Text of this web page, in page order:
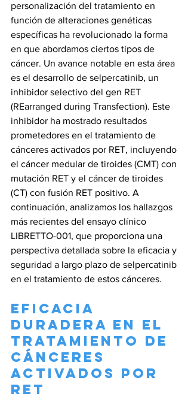
personalización del tratamiento en
función de alteraciones genéticas
específicas ha revolucionado la forma
en que abordamos ciertos tipos de
cáncer. Un avance notable en esta área
es el desarrollo de selpercatinib, un
inhibidor selectivo del gen RET
(REarranged during Transfection). Este
inhibidor ha mostrado resultados
prometedores en el tratamiento de
cánceres activados por RET, incluyendo
el cáncer medular de tiroides (CMT) con
mutación RET y el cáncer de tiroides
(CT) con fusión RET positivo. A
continuación, analizamos los hallazgos
más recientes del ensayo clínico
LIBRETTO-001, que proporciona una
perspectiva detallada sobre la eficacia y
seguridad a largo plazo de selpercatinib
en el tratamiento de estos cánceres.
Eficacia
Duradera en el
Tratamiento de
Cánceres
Activados por
RET